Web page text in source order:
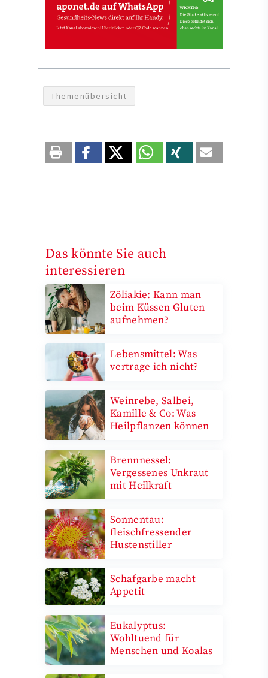
Themenübersicht
Das könnte Sie auch
interessieren
Zöliakie: Kann man
beim Küssen Gluten
aufnehmen?
Lebensmittel: Was
vertrage ich nicht?
Weinrebe, Salbei,
Kamille & Co: Was
Heilpflanzen können
Brennnessel:
Vergessenes Unkraut
mit Heilkraft
Sonnentau:
fleischfressender
Hustenstiller
Schafgarbe macht
Appetit
Eukalyptus:
Wohltuend für
Menschen und Koalas